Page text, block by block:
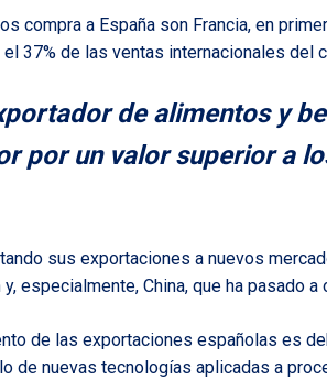
compra a España son Francia, en
37% de las ventas internacionales del
de alimentos y
por un valor superior a
sus exportaciones a nuevos
especialmente, China, que ha pasado a
de las exportaciones españolas es
de nuevas tecnologías aplicadas a